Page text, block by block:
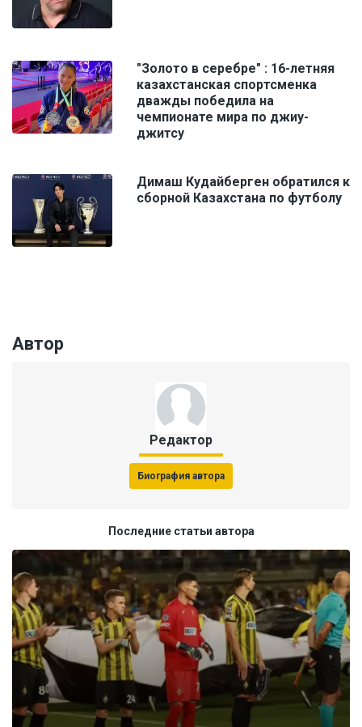
"Золото в серебре" : 16-летняя
казахстанская спортсменка
дважды победила на
чемпионате мира по джиу-
джитсу
Димаш Кудайберген обратился к
сборной Казахстана по футболу
Автор
Редактор
Биография автора
Последние статьи автора